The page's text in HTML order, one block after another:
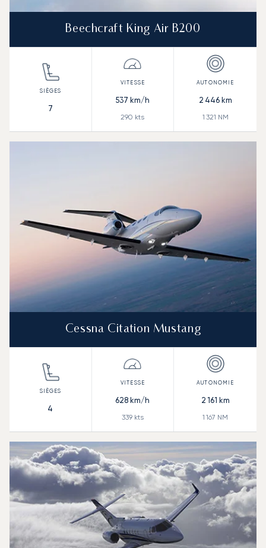
Beechcraft King Air B200
7
537 km/h
290 kts
2 446km
1 321 NM
Cessna Citation Mustang
4
628 km/h
339kts
2 161 km
1 167 NM